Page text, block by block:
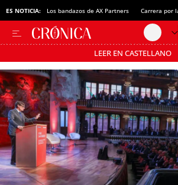
ES NOTICIA: Los bandazos de AX Partners Carrera por
LEER EN CASTELLANO
Pásate al MODO AHORRO